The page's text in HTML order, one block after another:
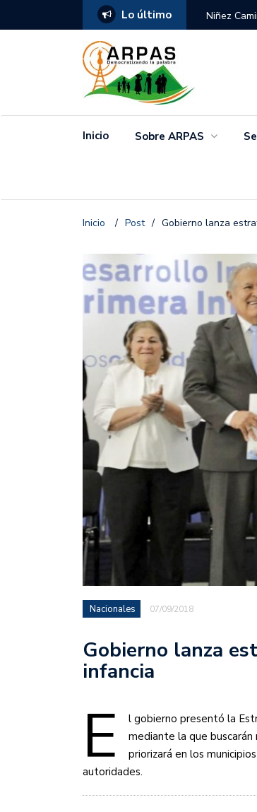
Lo último Niñez
Inicio Sobre ARPAS
Inicio / Post / Gobierno lanza
Nacionales 07/09/2018
Gobierno lanza
infancia
E
l gobierno presentó la
mediante la que buscarán
priorizará en los
autoridades.